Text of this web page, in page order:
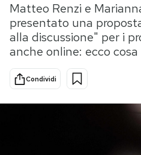
Tecnologia
Internet
Scienza
Cultura
Economia
Matteo Renzi e
presentato una
alla discussione" per i
anche online: ecco
Condividi